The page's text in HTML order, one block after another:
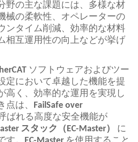
野の主な課題には、多様な材
械の柔軟性、オペレーターの
ンタイム削減、効率的な材料
相互運用性の向上などが挙げ
ソフトウェアおよびツー
定において卓越した機能を提
高く、効率的な運用を実現し
点は、 FailSafe over
ばれる高度な安全機能が
スタック（ EC-Master）
に